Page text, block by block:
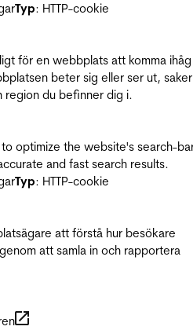
Typ: HTTP-cookie
för en webbplats att komma ihåg
beter sig eller ser ut,
region du befinner dig i.
optimize the website's search-
and fast search results.
Typ: HTTP-cookie
att förstå hur besökare
att samla in och rapportera